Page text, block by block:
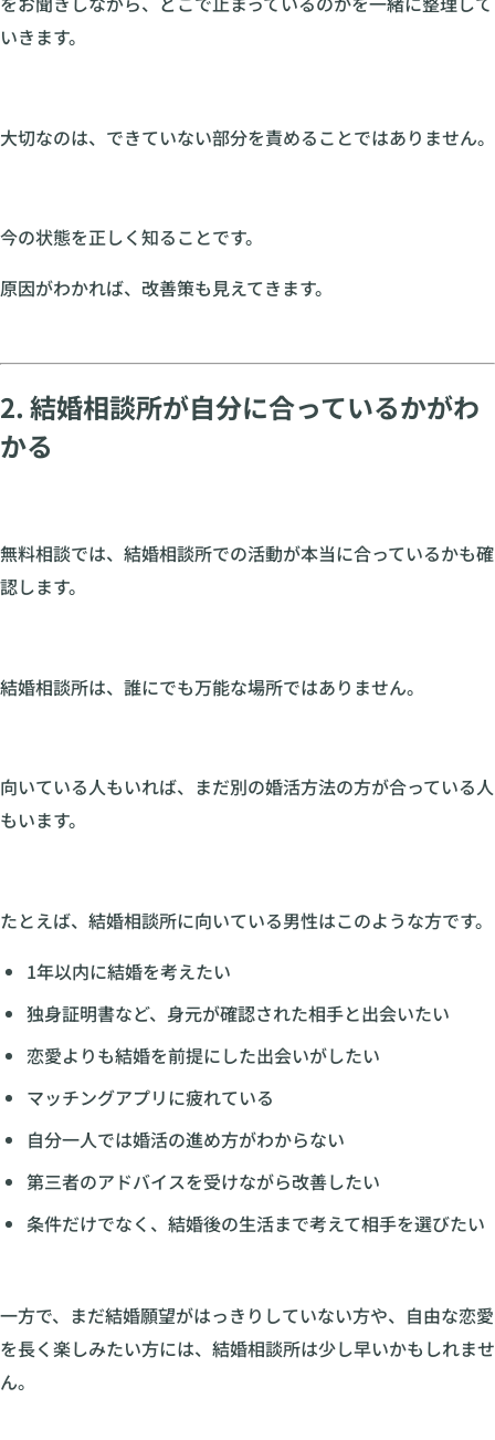
いきます。
大切なのは、できていない部分を責めることではありません。
今の状態を正しく知ることです。
原因がわかれば、改善策も見えてきます。
2. 結婚相談所が自分に合っているかがわ
かる
無料相談では、結婚相談所での活動が本当に合っているかも確
認します。
結婚相談所は、誰にでも万能な場所ではありません。
向いている人もいれば、まだ別の婚活方法の方が合っている人
もいます。
たとえば、結婚相談所に向いている男性はこのような方です。
1年以内に結婚を考えたい
独身証明書など、身元が確認された相手と出会いたい
恋愛よりも結婚を前提にした出会いがしたい
マッチングアプリに疲れている
自分一人では婚活の進め方がわからない
第三者のアドバイスを受けながら改善したい
条件だけでなく、結婚後の生活まで考えて相手を選びたい
一方で、まだ結婚願望がはっきりしていない方や、自由な恋愛
を長く楽しみたい方には、結婚相談所は少し早いかもしれませ
ん。